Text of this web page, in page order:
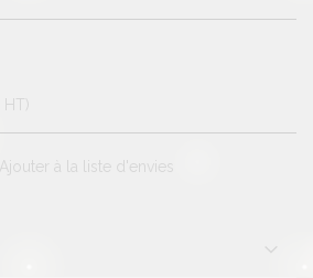
HT
Ajouter à la liste d'envies